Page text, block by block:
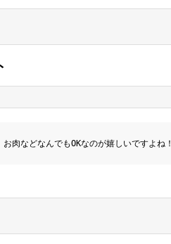
肉などなんでもOKなのが嬉しいですよね！